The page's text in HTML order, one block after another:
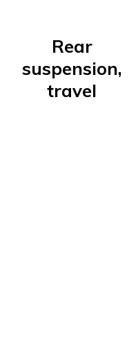
Rear
suspension,
travel